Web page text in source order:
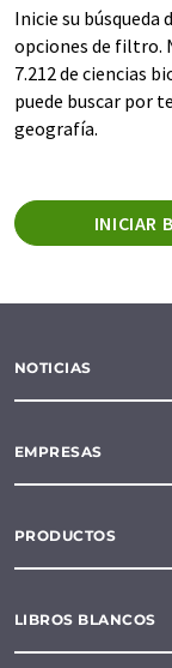
Inicie su búsqueda
opciones de filtro.
7.212 de ciencias
puede buscar por
geografía.
INICIAR
NOTICIAS
EMPRESAS
PRODUCTOS
LIBROS BLANCOS